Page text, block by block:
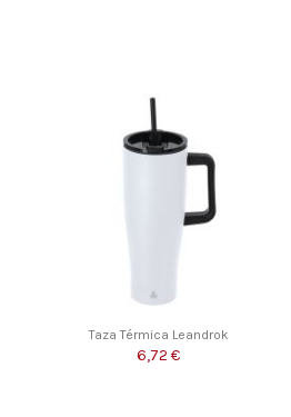
Taza Térmica Leandrok
6,72 €